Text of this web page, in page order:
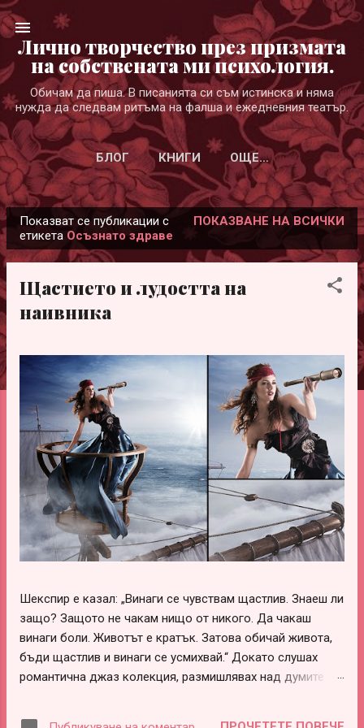
Пропускане към основното съдържание
Лично творчество през призмата
на собствената ми психология.
Обичам да пиша. В писанията си съм истинска и няма
нужда да следвам ритъма на фалша и ежедневния театър.
БЛОГ КНИГИ ОЩЕ…
у
Показват се публикации с
етикета Осъзнато здраве
ПОКАЗВАНЕ НА ВСИЧКИ
Щастието и лудостта на
наивника
Шекспир е казал: „Винаги се чувствам щастлив. Знаеш ли
защо? Защото не чакам нищо от никого. Да чакаш
винаги боли. Животът е кратък. Затова обичай живота,
бъди щастлив и винаги се усмихвай.“ Докато слушах
романтична джаз колекция, размишлявах над думите на
Шекспир. В тях има наистина много истини, които обаче